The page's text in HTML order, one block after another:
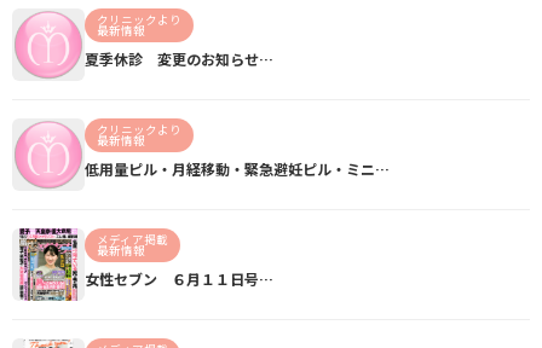
クリニックより
最新情報
夏季休診 変更のお知らせ…
クリニックより
最新情報
低用量ピル・月経移動・緊急避妊ピル・ミニ…
メディア掲載
最新情報
女性セブン ６月１１日号…